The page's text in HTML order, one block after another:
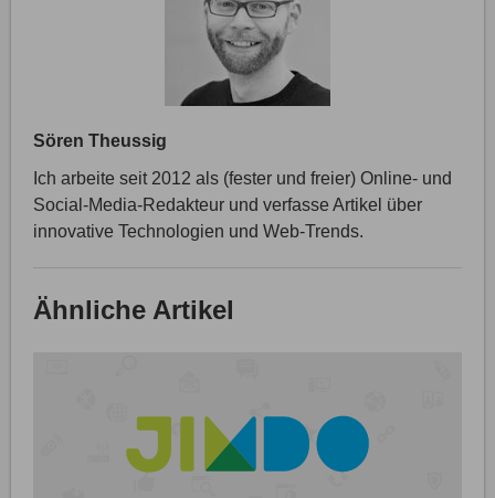
Sören Theussig
Ich arbeite seit 2012 als (fester und freier) Online- und
Social-Media-Redakteur und verfasse Artikel über
innovative Technologien und Web-Trends.
Ähnliche Artikel